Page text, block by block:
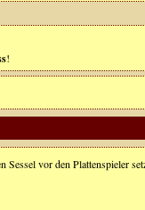
!
Sessel vor den Plattenspieler